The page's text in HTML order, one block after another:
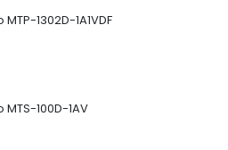
1302D-1A1VDF
100D-1AV